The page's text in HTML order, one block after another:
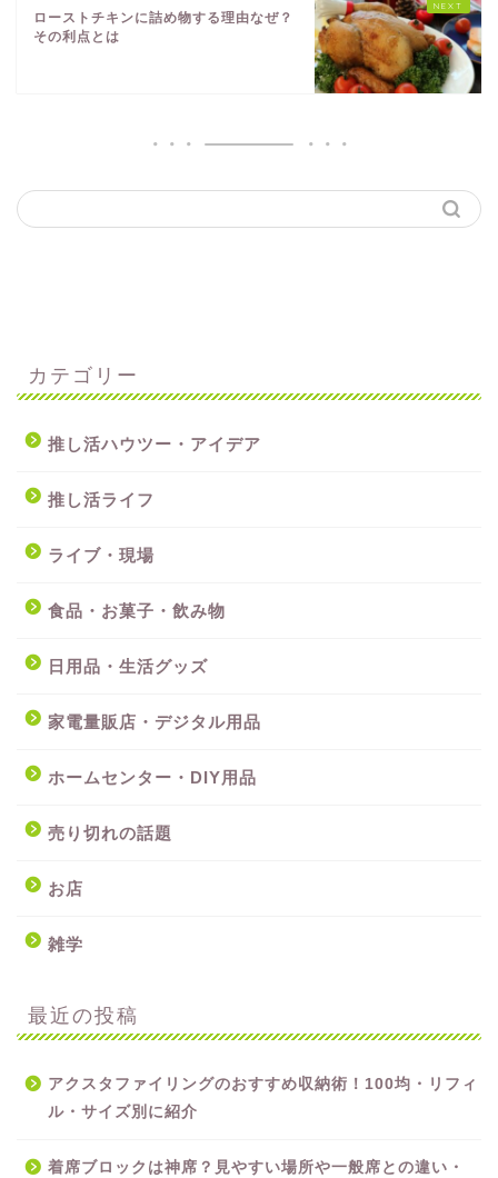
ローストチキンに詰め物する理由なぜ？
その利点とは
カテゴリー
推し活ハウツー・アイデア
推し活ライフ
ライブ・現場
食品・お菓子・飲み物
日用品・生活グッズ
家電量販店・デジタル用品
ホームセンター・DIY用品
売り切れの話題
お店
雑学
最近の投稿
アクスタファイリングのおすすめ収納術！100均・リフィ
ル・サイズ別に紹介
着席ブロックは神席？見やすい場所や一般席との違い・